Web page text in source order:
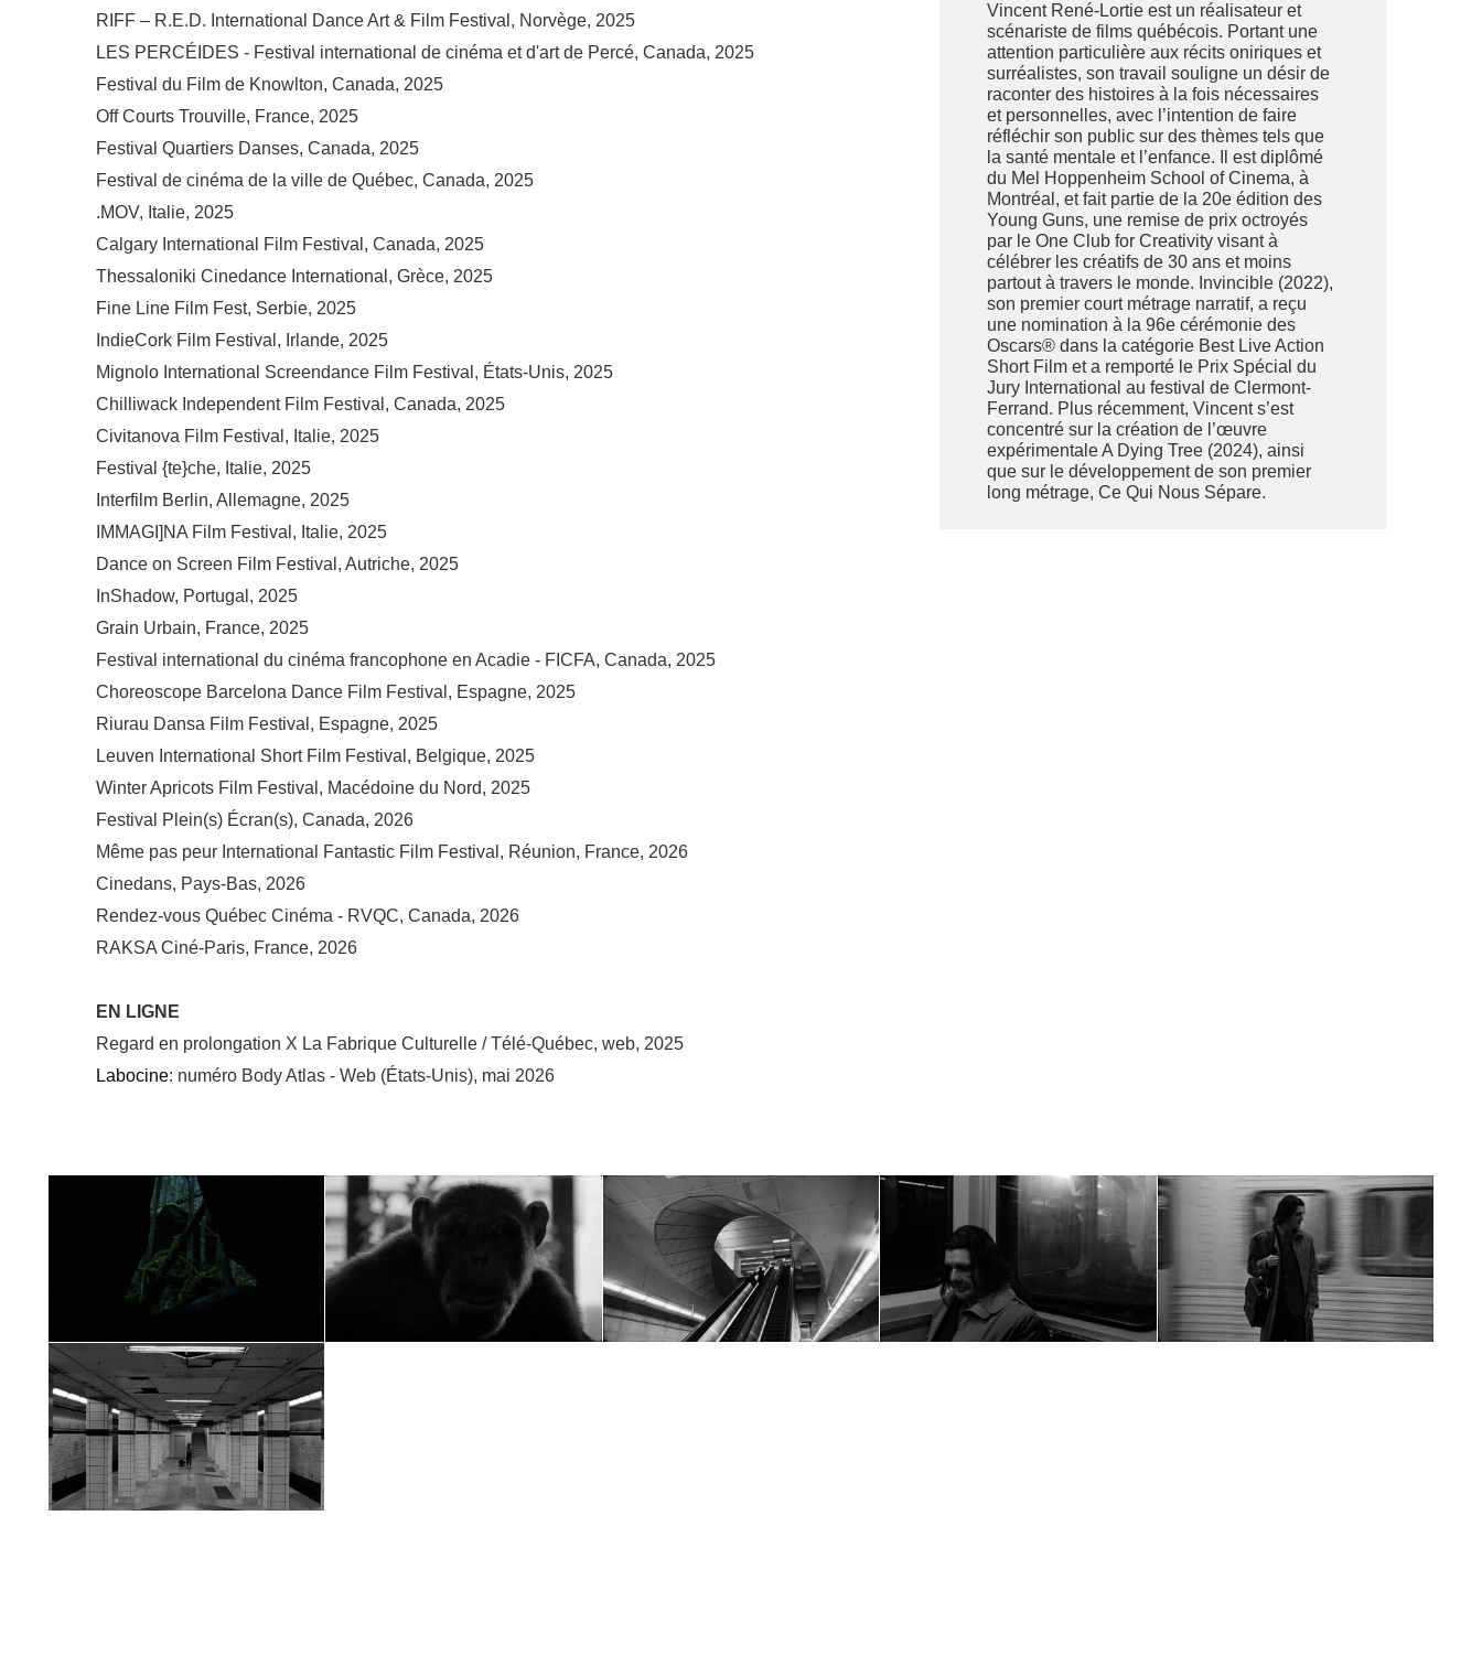
RIFF – R.E.D. International Dance Art & Film Festival, Norvège, 2025
LES PERCÉIDES - Festival international de cinéma et d'art de Percé, Canada, 2025
Festival du Film de Knowlton, Canada, 2025
Off Courts Trouville, France, 2025
Festival Quartiers Danses, Canada, 2025
Festival de cinéma de la ville de Québec, Canada, 2025
.MOV, Italie, 2025
Calgary International Film Festival, Canada, 2025
Thessaloniki Cinedance International, Grèce, 2025
Fine Line Film Fest, Serbie, 2025
IndieCork Film Festival, Irlande, 2025
Mignolo International Screendance Film Festival, États-Unis, 2025
Chilliwack Independent Film Festival, Canada, 2025
Civitanova Film Festival, Italie, 2025
Festival {te}che, Italie, 2025
Interfilm Berlin, Allemagne, 2025
IMMAGI]NA Film Festival, Italie, 2025
Dance on Screen Film Festival, Autriche, 2025
InShadow, Portugal, 2025
Grain Urbain, France, 2025
Festival international du cinéma francophone en Acadie - FICFA, Canada, 2025
Choreoscope Barcelona Dance Film Festival, Espagne, 2025
Riurau Dansa Film Festival, Espagne, 2025
Leuven International Short Film Festival, Belgique, 2025
Winter Apricots Film Festival, Macédoine du Nord, 2025
Festival Plein(s) Écran(s), Canada, 2026
Même pas peur International Fantastic Film Festival, Réunion, France, 2026
Cinedans, Pays-Bas, 2026
Rendez-vous Québec Cinéma - RVQC, Canada, 2026
RAKSA Ciné-Paris, France, 2026
EN LIGNE
Regard en prolongation X La Fabrique Culturelle / Télé-Québec, web, 2025
Labocine: numéro Body Atlas - Web (États-Unis), mai 2026
Vincent René-Lortie est un réalisateur et
scénariste de films québécois. Portant une
attention particulière aux récits oniriques et
surréalistes, son travail souligne un désir de
raconter des histoires à la fois nécessaires
et personnelles, avec l’intention de faire
réfléchir son public sur des thèmes tels que
la santé mentale et l’enfance. Il est diplômé
du Mel Hoppenheim School of Cinema, à
Montréal, et fait partie de la 20e édition des
Young Guns, une remise de prix octroyés
par le One Club for Creativity visant à
célébrer les créatifs de 30 ans et moins
partout à travers le monde. Invincible (2022),
son premier court métrage narratif, a reçu
une nomination à la 96e cérémonie des
Oscars® dans la catégorie Best Live Action
Short Film et a remporté le Prix Spécial du
Jury International au festival de Clermont-
Ferrand. Plus récemment, Vincent s’est
concentré sur la création de l’œuvre
expérimentale A Dying Tree (2024), ainsi
que sur le développement de son premier
long métrage, Ce Qui Nous Sépare.